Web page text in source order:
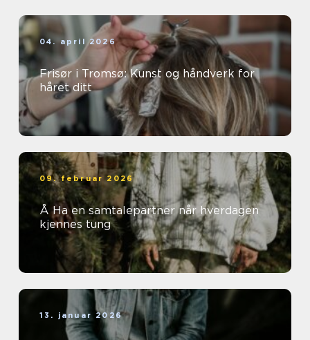
04. april 2026
Frisør i Tromsø: Kunst og håndverk for
håret ditt
09. februar 2026
Å Ha en samtalepartner når hverdagen
kjennes tung
13. januar 2026